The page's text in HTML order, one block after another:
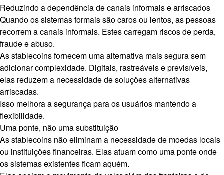
Reduzindo a dependência de canais informais e arriscados
Quando os sistemas formais são caros ou lentos, as pessoas
recorrem a canais informais. Estes carregam riscos de perda,
fraude e abuso.
As stablecoins fornecem uma alternativa mais segura sem
adicionar complexidade. Digitais, rastreáveis e previsíveis,
elas reduzem a necessidade de soluções alternativas
arriscadas.
Isso melhora a segurança para os usuários mantendo a
flexibilidade.
Uma ponte, não uma substituição
As stablecoins não eliminam a necessidade de moedas locais
ou instituições financeiras. Elas atuam como uma ponte onde
os sistemas existentes ficam aquém.